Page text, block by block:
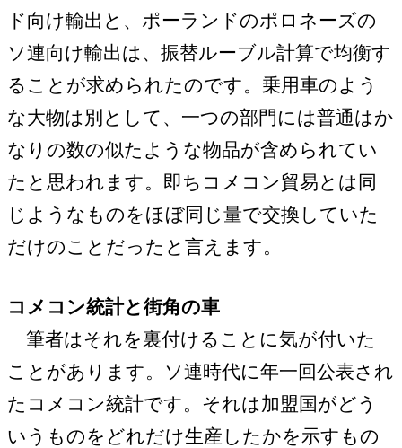
ド向け輸出と、ポーランドのポロネーズの
ソ連向け輸出は、振替ルーブル計算で均衡す
ることが求められたのです。乗用車のよう
な大物は別として、一つの部門には普通はか
なりの数の似たような物品が含められてい
たと思われます。即ちコメコン貿易とは同
じようなものをほぼ同じ量で交換していた
だけのことだったと言えます。
コメコン統計と街角の車
筆者はそれを裏付けることに気が付いた
ことがあります。ソ連時代に年一回公表され
たコメコン統計です。それは加盟国がどう
いうものをどれだけ生産したかを示すもの